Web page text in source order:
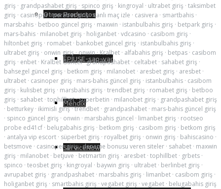
Otros Productos
EPIUSE-sap-var
Mendix
ServiceNow
giriş · grandpashabet giriş · spinco giriş · kingroyal · ultrabet giriş · taksimbet
giriş · casinoper·perabet giriş·canlı maç izle · casivera · smartbahis ·
marsbahis · betboo güncel giriş · maxwin · istanbulbahis giriş · betpark giriş ·
mars-bahis · milanobet giriş · holiganbet · vdcasino · casibom giriş ·
hiltonbet giriş · romabet · bankobet güncel giriş · istanbulbahis giriş ·
ultrabet giriş · onwin giriş·onwin·Kralbet · alfabahis giriş · betpas · casibom
giriş · enbet · Kralbet Guncel·grandpashabet · celtabet · sahabet giriş ·
bahsegel güncel giriş · betkom giriş · milanobet · aresbet giriş · aresbet ·
ultrabet · casinoper giriş · mars-bahis güncel giriş · istanbulbahis · casibom
giriş · kulisbet giriş · marsbahis giriş · trendbet giriş · romabet giriş · betboo
giriş · sahabet · tophillbet·superbetin · milanobet giriş · grandpashabet giriş
· betturkey · ikimisli giriş·trendbet · grandpashabet · mars-bahis güncel giriş
· spinco güncel giriş · onwin · marsbahis güncel · limanbet giriş · rootseo
probe ed41cf · belugabahis giriş · betkom giriş · casibom giriş · betkom giriş
· antalya vip escort · süperbet giriş · royalbet giriş · onwin giriş · bahiscasino ·
betsmove · casinoper giriş·deneme bonusu veren siteler · sahabet · maxwin
giriş · milanobet · betjuve · betmartin giriş · aresbet · tophillbet · grbets ·
spinco · teosbet giriş · kingroyal · baywin giriş · ultrabet · berlinbet giriş ·
avrupabet giriş · grandpashabet · marsbahis giriş · limanbet · casibom giriş ·
holiganbet giriş · smartbahis giriş · vegabet giriş · vegabet · belugabahis giriş